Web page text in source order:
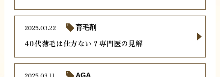
40代薄毛は仕方ない？専門医の見解
2025.03.22 育毛剤
2025.03.11 AGA